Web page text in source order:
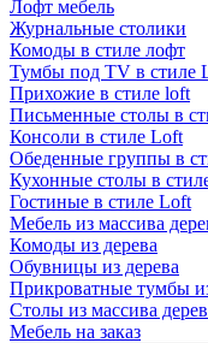
Лофт мебель
Журнальные столики
Комоды в стиле лофт
Тумбы под TV в стиле
Прихожие в стиле loft
Письменные столы в
Консоли в стиле Loft
Обеденные группы в
Кухонные столы в
Гостиные в стиле Loft
Мебель из массива
Комоды из дерева
Обувницы из дерева
Прикроватные тумбы
Столы из массива
Мебель на заказ